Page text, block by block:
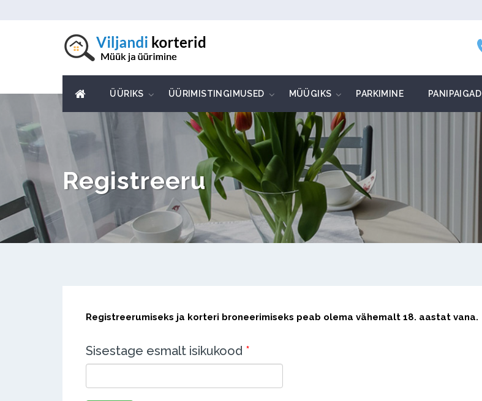
ÜÜRIKS ÜÜRIMISTINGIMUSED MÜÜGIKS PARKIMINE PANIPAIGAD
Registreeru
Registreerumiseks ja korteri broneerimiseks peab olema vähemalt 18. aastat vana.
Sisestage esmalt isikukood *